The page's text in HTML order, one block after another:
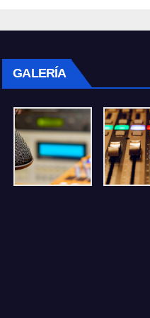
GALERÍA